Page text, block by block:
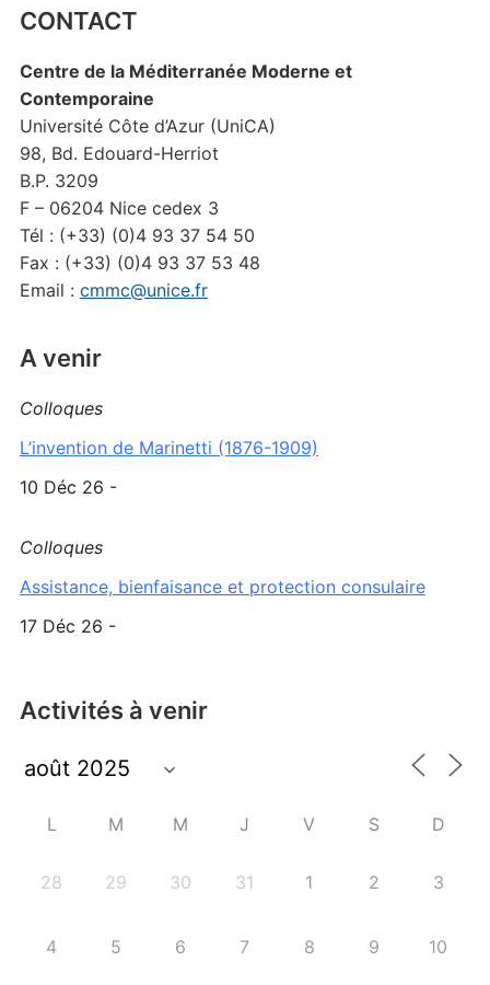
CONTACT
Centre de la Méditerranée Moderne et
Contemporaine
Université Côte d’Azur (UniCA)
98, Bd. Edouard-Herriot
B.P. 3209
F – 06204 Nice cedex 3
Tél : (+33) (0)4 93 37 54 50
Fax : (+33) (0)4 93 37 53 48
Email : cmmc@unice.fr
A venir
Colloques
L’invention de Marinetti (1876-1909)
10 Déc 26 -
Colloques
Assistance, bienfaisance et protection consulaire
17 Déc 26 -
Activités à venir
L M M J V S D
28 29 30 31 1 2 3
4 5 6 7 8 9 10